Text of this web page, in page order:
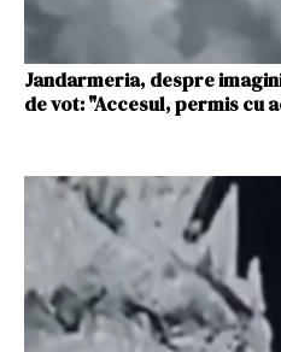
Jandarmeria, despre
de vot: "Accesul, permis cu